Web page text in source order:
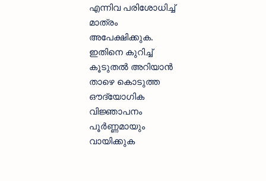
എന്നിവ പരിശോധിച്ച്
മാത്രം
അപേക്ഷിക്കുക.
ഇതിനെ കുറിച്ച്
കൂടുതല്‍ അറിയാന്‍
താഴെ കൊടുത്ത
ഔദ്യോഗിക
വിജ്ഞാപനം
പൂര്‍ണ്ണമായും
വായിക്കുക